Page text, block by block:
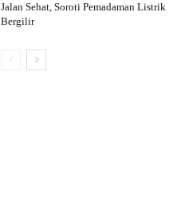
Jalan Sehat, Soroti Pemadaman Listrik
Bergilir